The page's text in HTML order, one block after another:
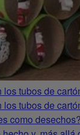
los tubos de
los tubos de
como